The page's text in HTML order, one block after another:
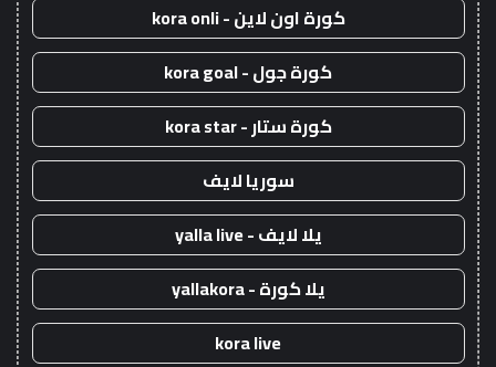
كورة اون لاين - kora onli
كورة جول - kora goal
كورة ستار - kora star
سوريا لايف
يلا لايف - yalla live
يلا كورة - yallakora
kora live